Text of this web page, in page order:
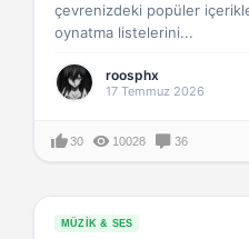
çevrenizdeki popüler
oynatma listelerini...
roosphx
17 Temmuz 2026
30 10028 36
MÜZIK & SES